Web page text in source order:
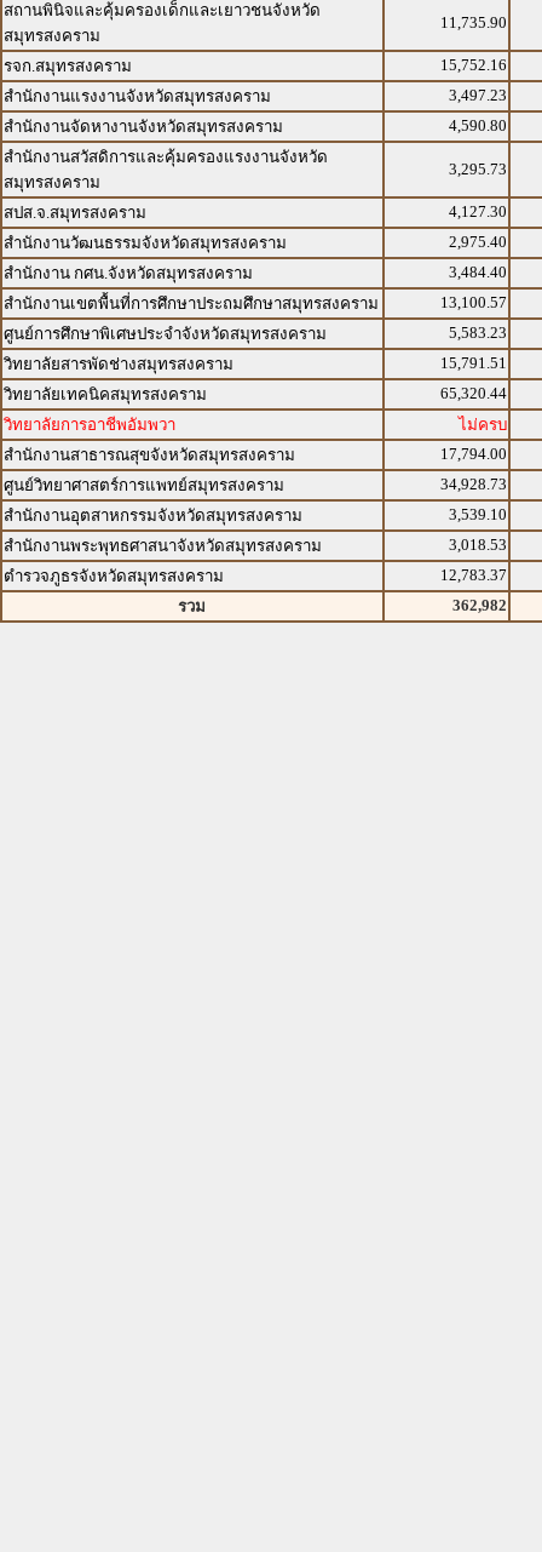
สถานพินิจและคุ้มครองเด็กและเยาวชนจังหวัด
สมุทรสงคราม
11,735.90
รจก.สมุทรสงคราม
15,752.16
สำนักงานแรงงานจังหวัดสมุทรสงคราม
3,497.23
สำนักงานจัดหางานจังหวัดสมุทรสงคราม
4,590.80
สำนักงานสวัสดิการและคุ้มครองแรงงานจังหวัด
สมุทรสงคราม
3,295.73
สปส.จ.สมุทรสงคราม
4,127.30
สำนักงานวัฒนธรรมจังหวัดสมุทรสงคราม
2,975.40
สำนักงาน กศน.จังหวัดสมุทรสงคราม
3,484.40
สำนักงานเขตพื้นที่การศึกษาประถมศึกษาสมุทรสงคราม
13,100.57
ศูนย์การศึกษาพิเศษประจำจังหวัดสมุทรสงคราม
5,583.23
วิทยาลัยสารพัดช่างสมุทรสงคราม
15,791.51
วิทยาลัยเทคนิคสมุทรสงคราม
65,320.44
วิทยาลัยการอาชีพอัมพวา
ไม่ครบ
สำนักงานสาธารณสุขจังหวัดสมุทรสงคราม
17,794.00
ศูนย์วิทยาศาสตร์การแพทย์สมุทรสงคราม
34,928.73
สำนักงานอุตสาหกรรมจังหวัดสมุทรสงคราม
3,539.10
สำนักงานพระพุทธศาสนาจังหวัดสมุทรสงคราม
3,018.53
ตำรวจภูธรจังหวัดสมุทรสงคราม
12,783.37
รวม
362,982